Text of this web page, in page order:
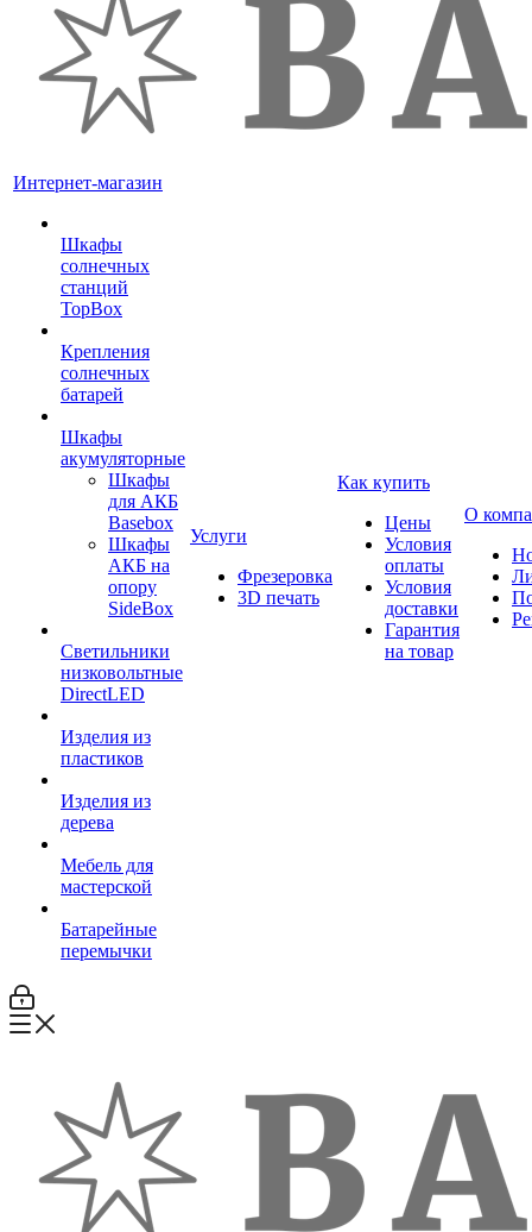
Интернет-магазин
Шкафы
солнечных
станций
TopBox
Крепления
солнечных
батарей
Шкафы
акумуляторные
Шкафы
для АКБ
Basebox
Шкафы
АКБ на
опору
SideBox
Светильники
низковольтные
DirectLED
Изделия из
пластиков
Изделия из
дерева
Мебель для
мастерской
Батарейные
перемычки
Услуги
Фрезеровка
3D печать
Как купить
Цены
Условия
оплаты
Условия
доставки
Гарантия
на товар
О